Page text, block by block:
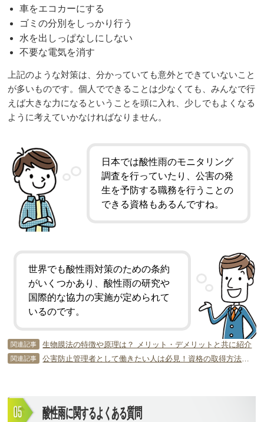
車をエコカーにする
ゴミの分別をしっかり行う
水を出しっぱなしにしない
不要な電気を消す
上記のような対策は、分かっていても意外とできていないこと
が多いものです。個人でできることは少なくても、みんなで行
えば大きな力になるということを頭に入れ、少しでもよくなる
ように考えていかなければなりません。
日本では酸性雨のモニタリング
調査を行っていたり、公害の発
生を予防する職務を行うことの
できる資格もあるんですね。
世界でも酸性雨対策のための条約
がいくつかあり、酸性雨の研究や
国際的な協力の実施が定められて
いるのです。
関連記事 生物膜法の特徴や原理は？ メリット・デメリットと共に紹介
関連記事 公害防止管理者として働きたい人は必見！資格の取得方法や内容について
酸性雨に関するよくある質問